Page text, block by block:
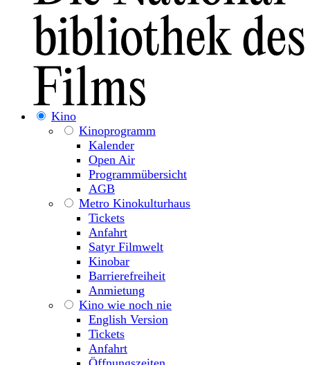
Kino
Kinoprogramm
Kalender
Open Air
Programmübersicht
AGB
Metro Kinokulturhaus
Tickets
Anfahrt
Satyr Filmwelt
Kinobar
Barrierefreiheit
Anmietung
Kino wie noch nie
English Version
Tickets
Anfahrt